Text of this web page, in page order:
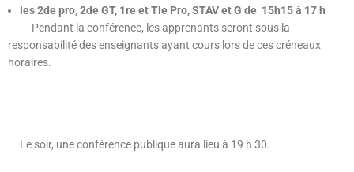
les 2de pro, 2de GT, 1re et Tle Pro, STAV et G de 15h15 à 17 h
Pendant la conférence, les apprenants seront sous la
responsabilité des enseignants ayant cours lors de ces créneaux
horaires.
Le soir, une conférence publique aura lieu à 19 h 30.